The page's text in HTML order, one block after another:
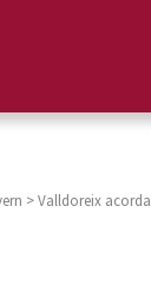
>Valldoreix